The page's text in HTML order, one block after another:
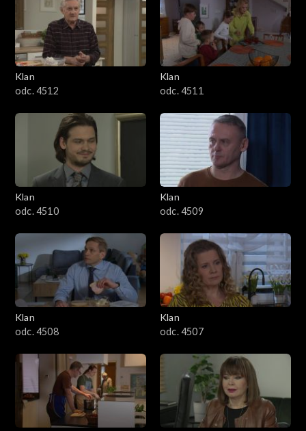
Klan
odc. 4512
Klan
odc. 4511
Klan
odc. 4510
Klan
odc. 4509
Klan
odc. 4508
Klan
odc. 4507